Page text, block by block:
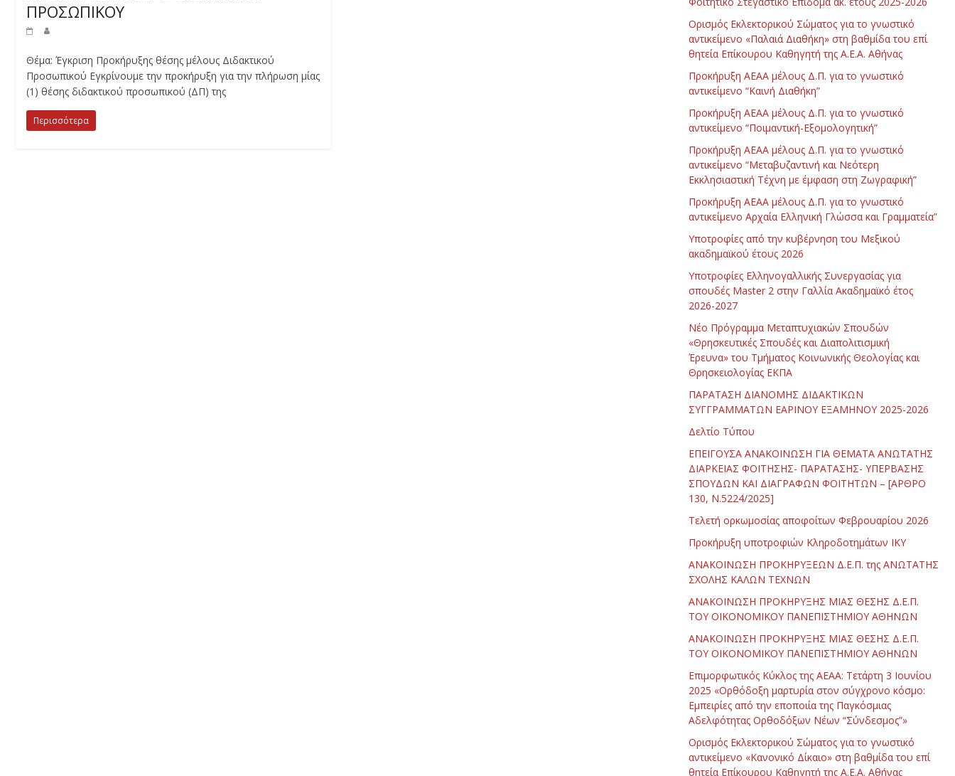
ΠΡΟΣΩΠΙΚΟΥ
Θέμα: Έγκριση Προκήρυξης θέσης μέλους Διδακτικού
Προσωπικού Εγκρίνουμε την προκήρυξη για την πλήρωση μίας
(1) θέσης διδακτικού προσωπικού (ΔΠ) της
Περισσότερα
Ορισμός Εκλεκτορικού Σώματος για το γνωστικό
αντικείμενο «Παλαιά Διαθήκη» στη βαθμίδα του επί
θητεία Επίκουρου Καθηγητή της Α.Ε.Α. Αθήνας
Προκήρυξη ΑΕΑΑ μέλους Δ.Π. για το γνωστικό
αντικείμενο “Καινή Διαθήκη”
Προκήρυξη ΑΕΑΑ μέλους Δ.Π. για το γνωστικό
αντικείμενο “Ποιμαντική-Εξομολογητική”
Προκήρυξη ΑΕΑΑ μέλους Δ.Π. για το γνωστικό
αντικείμενο “Μεταβυζαντινή και Νεότερη
Εκκλησιαστική Τέχνη με έμφαση στη Ζωγραφική”
Προκήρυξη ΑΕΑΑ μέλους Δ.Π. για το γνωστικό
αντικείμενο Αρχαία Ελληνική Γλώσσα και Γραμματεία”
Υποτροφίες από την κυβέρνηση του Μεξικού
ακαδημαϊκού έτους 2026
Υποτροφίες Ελληνογαλλικής Συνεργασίας για
σπουδές Master 2 στην Γαλλία Ακαδημαϊκό έτος
2026-2027
Νέο Πρόγραμμα Μεταπτυχιακών Σπουδών
«Θρησκευτικές Σπουδές και Διαπολιτισμική
Έρευνα» του Τμήματος Κοινωνικής Θεολογίας και
Θρησκειολογίας ΕΚΠΑ
ΠΑΡΑΤΑΣΗ ΔΙΑΝΟΜΗΣ ΔΙΔΑΚΤΙΚΩΝ
ΣΥΓΓΡΑΜΜΑΤΩΝ ΕΑΡΙΝΟΥ ΕΞΑΜΗΝΟΥ 2025-2026
Δελτίο Τύπου
ΕΠΕΙΓΟΥΣΑ ΑΝΑΚΟΙΝΩΣΗ ΓΙΑ ΘΕΜΑΤΑ ΑΝΩΤΑΤΗΣ
ΔΙΑΡΚΕΙΑΣ ΦΟΙΤΗΣΗΣ- ΠΑΡΑΤΑΣΗΣ- ΥΠΕΡΒΑΣΗΣ
ΣΠΟΥΔΩΝ ΚΑΙ ΔΙΑΓΡΑΦΩΝ ΦΟΙΤΗΤΩΝ – [ΑΡΘΡΟ
130, Ν.5224/2025]
Τελετή ορκωμοσίας αποφοίτων Φεβρουαρίου 2026
Προκήρυξη υποτροφιών Κληροδοτημάτων ΙΚΥ
ΑΝΑΚΟΙΝΩΣΗ ΠΡΟΚΗΡΥΞΕΩΝ Δ.Ε.Π. της ΑΝΩΤΑΤΗΣ
ΣΧΟΛΗΣ ΚΑΛΩΝ ΤΕΧΝΩΝ
ΑΝΑΚΟΙΝΩΣΗ ΠΡΟΚΗΡΥΞΗΣ ΜΙΑΣ ΘΕΣΗΣ Δ.Ε.Π.
ΤΟΥ ΟΙΚΟΝΟΜΙΚΟΥ ΠΑΝΕΠΙΣΤΗΜΙΟΥ ΑΘΗΝΩΝ
ΑΝΑΚΟΙΝΩΣΗ ΠΡΟΚΗΡΥΞΗΣ ΜΙΑΣ ΘΕΣΗΣ Δ.Ε.Π.
ΤΟΥ ΟΙΚΟΝΟΜΙΚΟΥ ΠΑΝΕΠΙΣΤΗΜΙΟΥ ΑΘΗΝΩΝ
Επιμορφωτικός Κύκλος της ΑΕΑΑ: Τετάρτη 3 Ιουνίου
2025 «Ορθόδοξη μαρτυρία στον σύγχρονο κόσμο:
Εμπειρίες από την εποποιία της Παγκόσμιας
Αδελφότητας Ορθοδόξων Νέων “Σύνδεσμος”»
Ορισμός Εκλεκτορικού Σώματος για το γνωστικό
αντικείμενο «Κανονικό Δίκαιο» στη βαθμίδα του επί
θητεία Επίκουρου Καθηγητή της Α.Ε.Α. Αθήνας